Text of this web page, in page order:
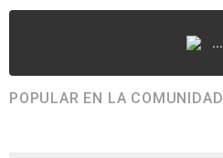
...
POPULAR EN LA COMUNIDAD